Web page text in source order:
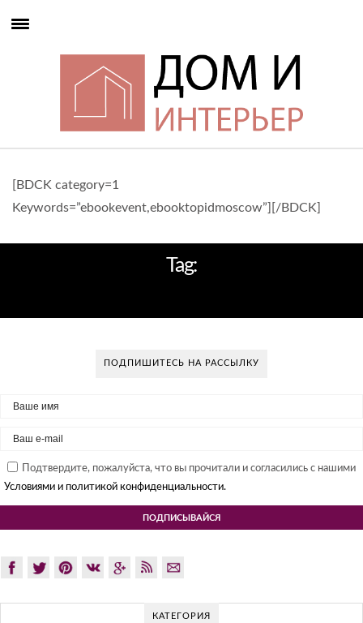
[BDCK category=1
Keywords=”ebookevent,ebooktopidmoscow”][/BDCK]
Tag:
ПОДПИШИТЕСЬ НА РАССЫЛКУ
Подтвердите, пожалуйста, что вы прочитали и согласились с нашими
Условиями и политикой конфиденциальности.
КАТЕГОРИЯ